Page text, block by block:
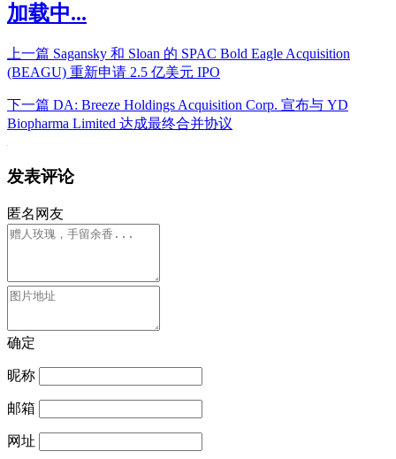
加载中...
上一篇 Sagansky 和 ​​Sloan 的 SPAC Bold Eagle Acquisition
(BEAGU) 重新申请 2.5 亿美元 IPO
下一篇 DA: Breeze Holdings Acquisition Corp. 宣布与 YD
Biopharma Limited 达成最终合并协议
发表评论
匿名网友
确定
昵称
邮箱
网址